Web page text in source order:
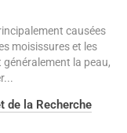
causées
moisissures et les
la peau,
de la Recherche